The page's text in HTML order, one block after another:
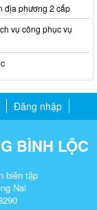
địa phương 2 cấp
vụ công phục vụ
Đăng nhập
BÌNH LỘC
biên tập
Nai